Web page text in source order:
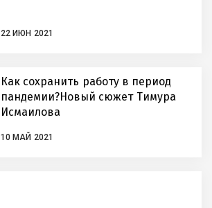
22 ИЮН 2021
Как сохранить работу в период
пандемии?Новый сюжет Тимура
Исмаилова
10 МАЙ 2021